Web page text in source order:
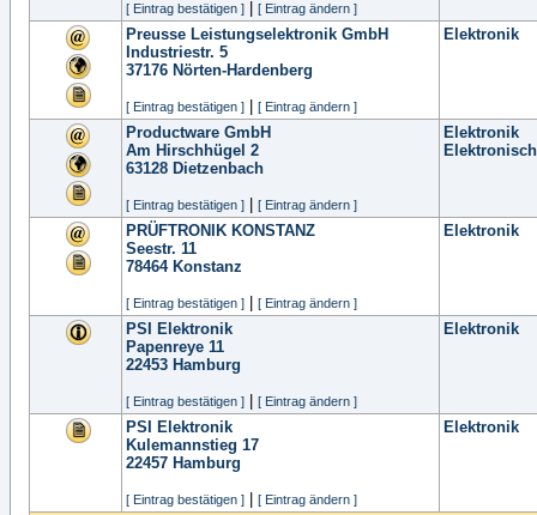
[ Eintrag bestätigen ] [ Eintrag ändern ]
Preusse Leistungselektronik GmbH
Industriestr. 5
37176 Nörten-Hardenberg
[ Eintrag bestätigen ] [ Eintrag ändern ]
Elektronik
Productware GmbH
Am Hirschhügel 2
63128 Dietzenbach
[ Eintrag bestätigen ] [ Eintrag ändern ]
Elektronik
PRÜFTRONIK KONSTANZ
Seestr. 11
78464 Konstanz
[ Eintrag bestätigen ] [ Eintrag ändern ]
Elektronik
PSI Elektronik
Papenreye 11
22453 Hamburg
[ Eintrag bestätigen ] [ Eintrag ändern ]
Elektronik
PSI Elektronik
Kulemannstieg 17
22457 Hamburg
[ Eintrag bestätigen ] [ Eintrag ändern ]
Elektronik